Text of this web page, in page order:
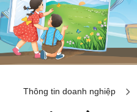
Thông tin doanh nghiệp